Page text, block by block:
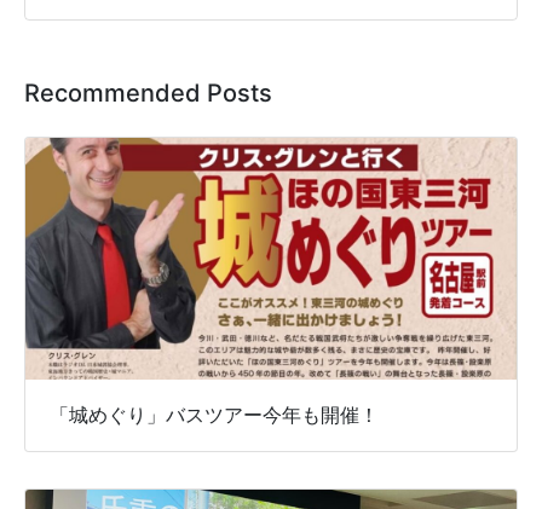
Recommended Posts
「城めぐり」バスツアー今年も開催！